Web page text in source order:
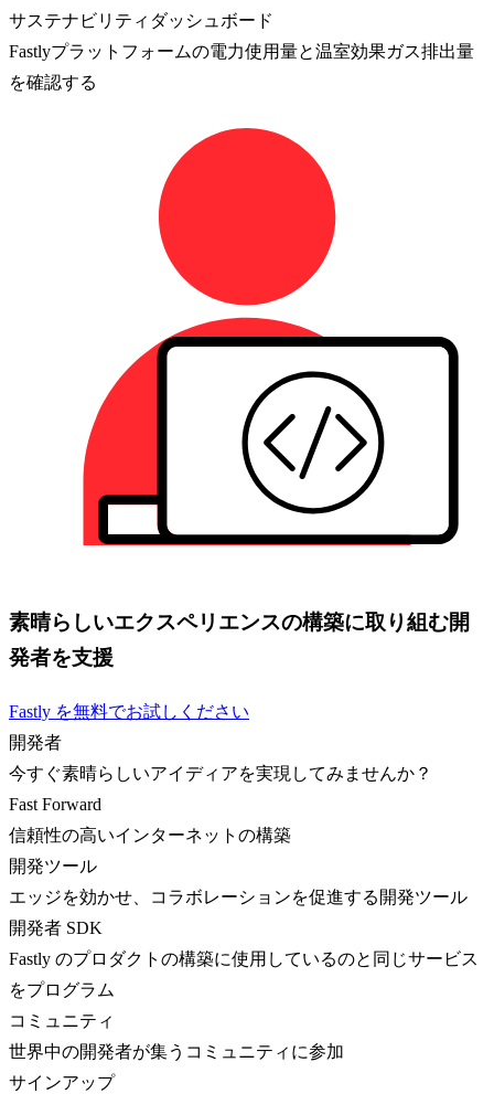
サステナビリティダッシュボード
Fastlyプラットフォームの電力使用量と温室効果ガス排出量
を確認する
素晴らしいエクスペリエンスの構築に取り組む開
発者を支援
Fastly を無料でお試しください
開発者
今すぐ素晴らしいアイディアを実現してみませんか？
Fast Forward
信頼性の高いインターネットの構築
開発ツール
エッジを効かせ、コラボレーションを促進する開発ツール
開発者 SDK
Fastly のプロダクトの構築に使用しているのと同じサービス
をプログラム
コミュニティ
世界中の開発者が集うコミュニティに参加
サインアップ